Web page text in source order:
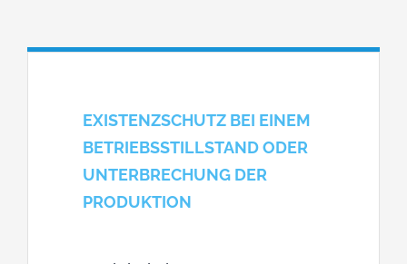
Leistungen
Online Abschluss
EXISTENZSCHUTZ BEI EINEM
BETRIEBSSTILLSTAND ODER
UNTERBRECHUNG DER
PRODUKTION